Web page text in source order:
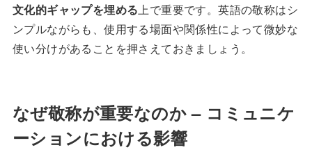
文化的ギャップを埋める上で重要です。英語の敬称はシ
ンプルながらも、使用する場面や関係性によって微妙な
使い分けがあることを押さえておきましょう。
なぜ敬称が重要なのか – コミュニケ
ーションにおける影響